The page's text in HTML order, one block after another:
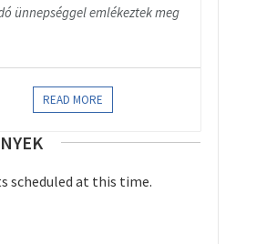
ünnepséggel emlékeztek meg
READ MORE
scheduled at this time.